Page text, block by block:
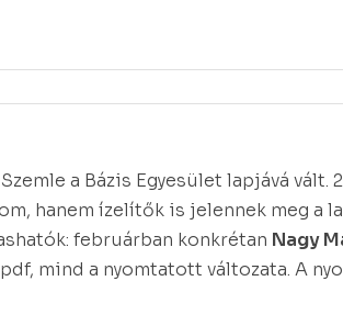
a Bázis Egyesület lapjává
hanem ízelítők is jelennek meg a
februárban konkrétan Nagy
mind a nyomtatott változata. A